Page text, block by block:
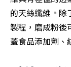
的天絲纖維。除
製程，磨成粉後
蓋食品添加劑、